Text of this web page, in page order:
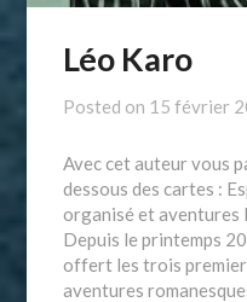
Léo Karo
Posted on 15 février
Avec cet auteur vous
dessous des cartes :
organisé et aventures
Depuis le printemps
offert les trois
aventures